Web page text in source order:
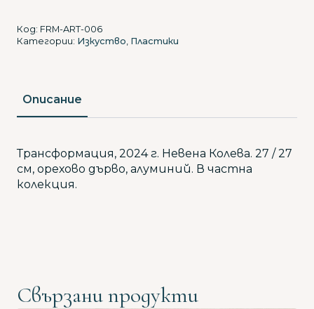
Код: FRM-ART-006
Категории: Изкуство Пластики
Описание
Трансформация, 2024 г. Невена Колева. 27 / 27
см, орехово дърво, алуминий. В частна
колекция.
Свързани продукти